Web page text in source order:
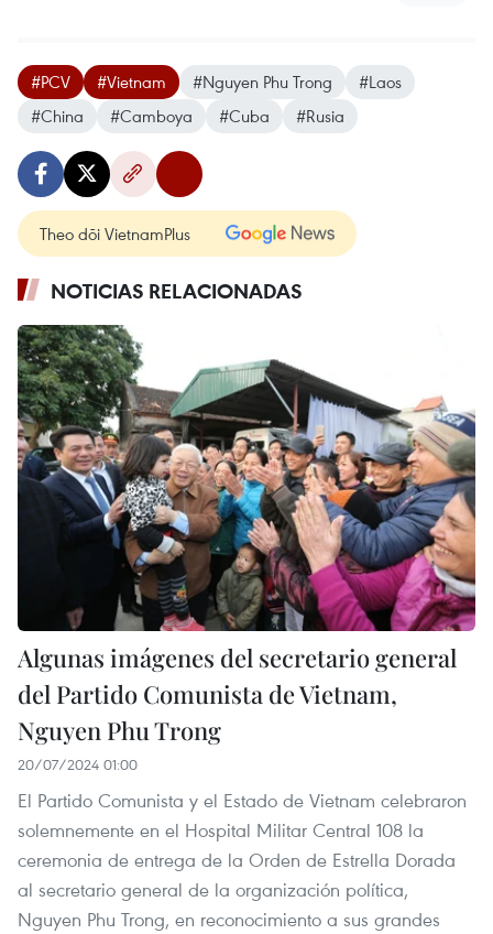
#PCV #Vietnam #Nguyen Phu Trong
#Laos
#China
#Camboya #Cuba #Rusia
Theo dõi VietnamPlus
NOTICIAS RELACIONADAS
Algunas imágenes del secretario general
del Partido Comunista de Vietnam,
Nguyen Phu Trong
20/07/2024 01:00
El Partido Comunista y el Estado de Vietnam celebraron
solemnemente en el Hospital Militar Central 108 la
ceremonia de entrega de la Orden de Estrella Dorada
al secretario general de la organización política,
Nguyen Phu Trong, en reconocimiento a sus grandes